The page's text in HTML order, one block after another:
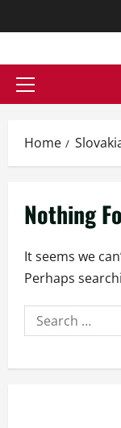
Home
Nothing
It seems we
Perhaps